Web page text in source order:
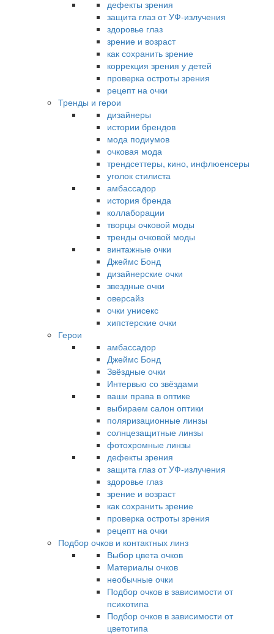
дефекты зрения
защита глаз от УФ-излучения
здоровье глаз
зрение и возраст
как сохранить зрение
коррекция зрения у детей
проверка остроты зрения
рецепт на очки
Тренды и герои
дизайнеры
истории брендов
мода подиумов
очковая мода
трендсеттеры, кино, инфлюенсеры
уголок стилиста
амбассадор
история бренда
коллаборации
творцы очковой моды
тренды очковой моды
винтажные очки
Джеймс Бонд
дизайнерские очки
звездные очки
оверсайз
очки унисекс
хипстерские очки
Герои
амбассадор
Джеймс Бонд
Звёздные очки
Интервью со звёздами
ваши права в оптике
выбираем салон оптики
поляризационные линзы
солнцезащитные линзы
фотохромные линзы
дефекты зрения
защита глаз от УФ-излучения
здоровье глаз
зрение и возраст
как сохранить зрение
проверка остроты зрения
рецепт на очки
Подбор очков и контактных линз
Выбор цвета очков
Материалы очков
необычные очки
Подбор очков в зависимости от
психотипа
Подбор очков в зависимости от
цветотипа